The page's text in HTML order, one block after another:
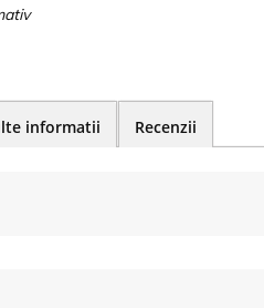
informatii Recenzii